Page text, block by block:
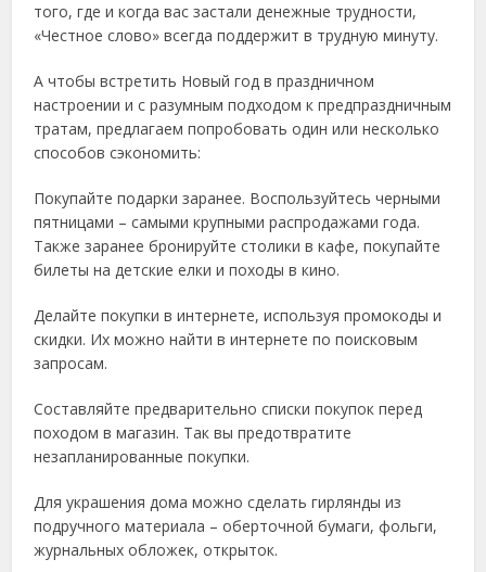
того, где и когда вас застали денежные трудности,
«Честное слово» всегда поддержит в трудную минуту.
А чтобы встретить Новый год в праздничном
настроении и с разумным подходом к предпраздничным
тратам, предлагаем попробовать один или несколько
способов сэкономить:
Покупайте подарки заранее. Воспользуйтесь черными
пятницами – самыми крупными распродажами года.
Также заранее бронируйте столики в кафе, покупайте
билеты на детские елки и походы в кино.
Делайте покупки в интернете, используя промокоды и
скидки. Их можно найти в интернете по поисковым
запросам.
Составляйте предварительно списки покупок перед
походом в магазин. Так вы предотвратите
незапланированные покупки.
Для украшения дома можно сделать гирлянды из
подручного материала – оберточной бумаги, фольги,
журнальных обложек, открыток.